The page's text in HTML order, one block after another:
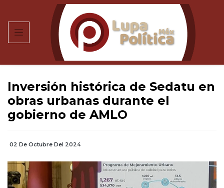
Inversión histórica de Sedatu en
obras urbanas durante el
gobierno de AMLO
02 De Octubre Del 2024